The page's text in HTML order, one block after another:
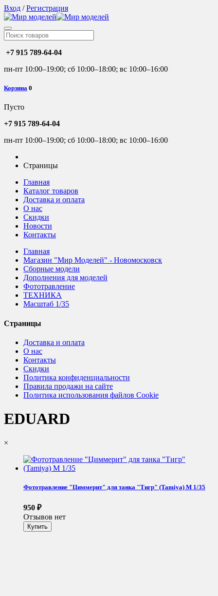
Вход /Регистрация
+7 915 789-64-04
пн-пт 10:00–19:00; сб 10:00–18:00; вс 10:00–16:00
Корзина 0
Пусто
+7 915 789-64-04
пн-пт 10:00–19:00; сб 10:00–18:00; вс 10:00–16:00
Страницы
Главная
Каталог товаров
Доставка и оплата
О нас
Скидки
Новости
Контакты
Главная
Магазин "Мир Моделей" - Новомосковск
Сборные модели
Дополнения для моделей
Фототравление
ТЕХНИКА
Масштаб 1/35
Страницы
Доставка и оплата
О нас
Контакты
Скидки
Политика конфиденциальности
Правила продажи на сайте
Политика использования файлов Cookie
EDUARD
×
Фототравление "Циммерит" для танка "Тигр" (Tamiya) М 1/35
950 ₽
Отзывов нет